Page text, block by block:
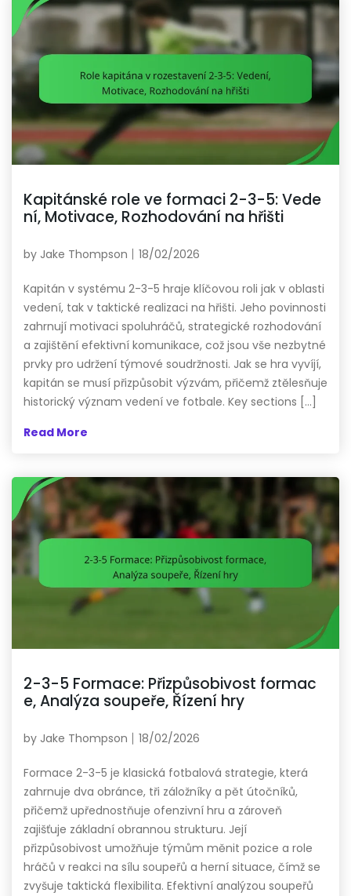
Kapitánské role ve formaci 2-3-5: Vede
ní, Motivace, Rozhodování na hřišti
by Jake Thompson 18/02/2026
Kapitán v systému 2-3-5 hraje klíčovou roli jak v oblasti
vedení, tak v taktické realizaci na hřišti. Jeho povinnosti
zahrnují motivaci spoluhráčů, strategické rozhodování
a zajištění efektivní komunikace, což jsou vše nezbytné
prvky pro udržení týmové soudržnosti. Jak se hra vyvíjí,
kapitán se musí přizpůsobit výzvám, přičemž ztělesňuje
historický význam vedení ve fotbale. Key sections […]
Read More
2-3-5 Formace: Přizpůsobivost formac
e, Analýza soupeře, Řízení hry
by Jake Thompson 18/02/2026
Formace 2-3-5 je klasická fotbalová strategie, která
zahrnuje dva obránce, tři záložníky a pět útočníků,
přičemž upřednostňuje ofenzivní hru a zároveň
zajišťuje základní obrannou strukturu. Její
přizpůsobivost umožňuje týmům měnit pozice a role
hráčů v reakci na sílu soupeřů a herní situace, čímž se
zvyšuje taktická flexibilita. Efektivní analýzou soupeřů